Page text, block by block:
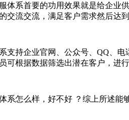
体系首要的功用效果就是给企业
交流交流，满足客户需求然后达
支持企业官网、公众号、QQ、电
可根据数据筛选出潜在客户，进
系怎么样，好不好 ？综上所述能